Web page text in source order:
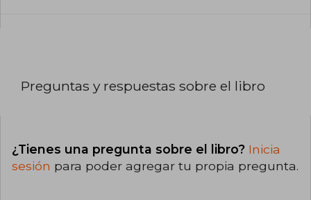
Preguntas y respuestas sobre el libro
¿Tienes una pregunta sobre el libro? Inicia
sesión para poder agregar tu propia pregunta.